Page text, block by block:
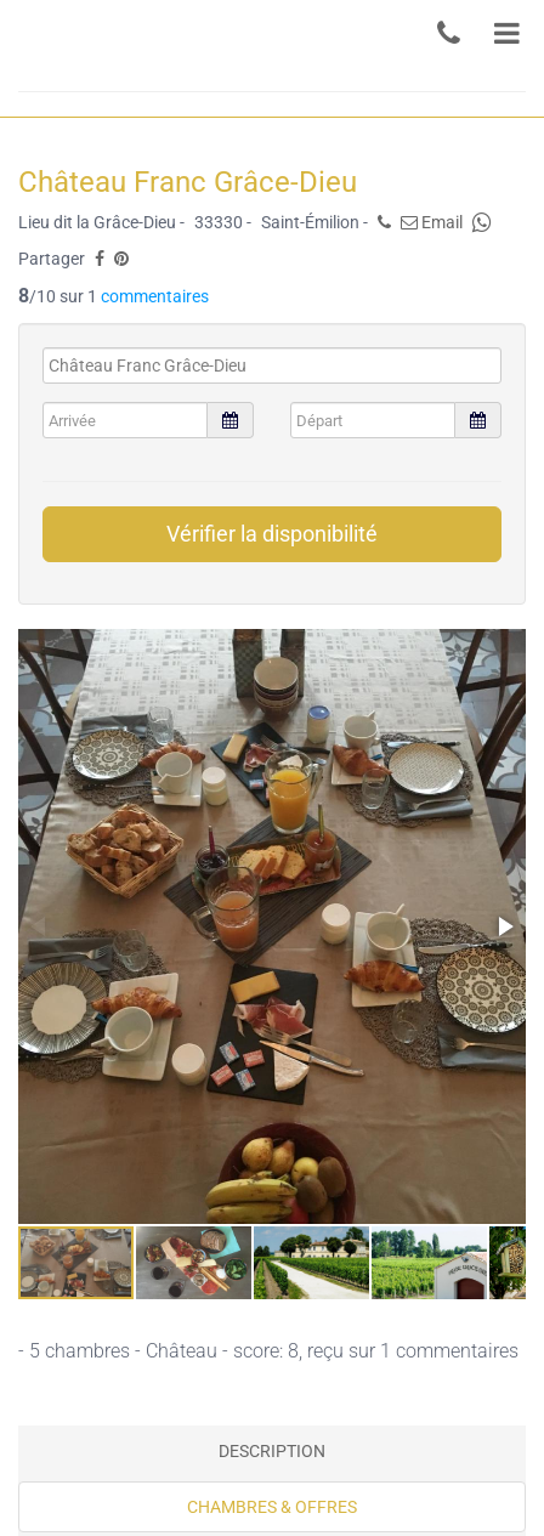
Château Franc Grâce-Dieu
Lieu dit la Grâce-Dieu - 33330 - Saint-Émilion -
Email
Partager
8/10 sur 1 commentaires
Vérifier la disponibilité
- 5 chambres - Château - score: 8, reçu sur 1 commentaires
DESCRIPTION
CHAMBRES & OFFRES